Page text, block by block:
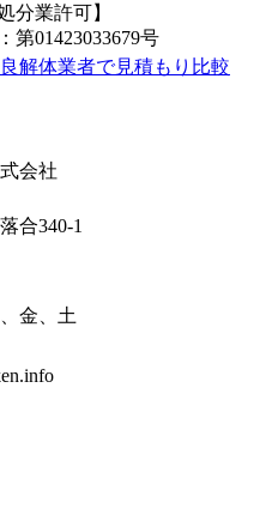
分業許可】
第01423033679号
解体業者で見積もり比較
会社
合340-1
金、土